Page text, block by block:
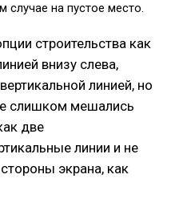
случае на пустое место.
строительства как
внизу слева,
линией, но
слишком мешались
две
линии и не
экрана, как